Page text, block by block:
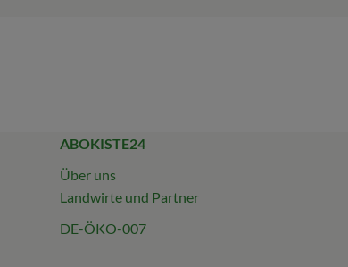
ABOKISTE24
Über uns
Landwirte und Partner
DE-ÖKO-007